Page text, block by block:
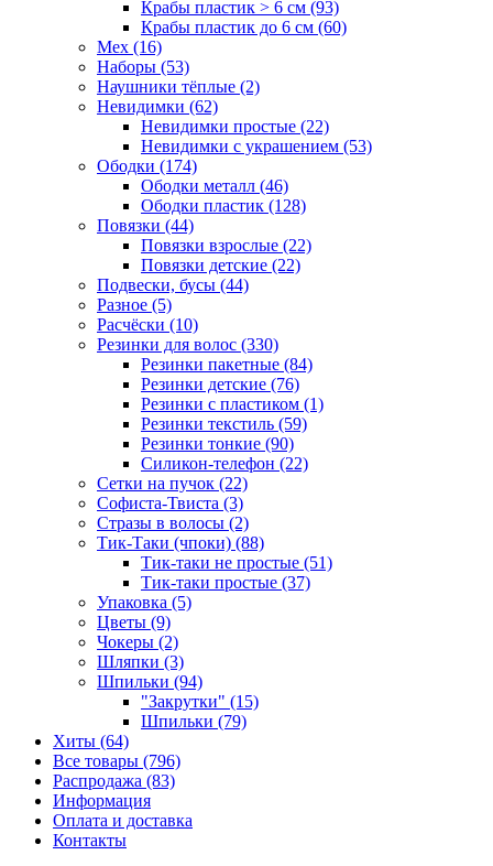
Крабы пластик > 6 см (93)
Крабы пластик до 6 см (60)
Мех (16)
Наборы (53)
Наушники тёплые (2)
Невидимки (62)
Невидимки простые (22)
Невидимки с украшением (53)
Ободки (174)
Ободки металл (46)
Ободки пластик (128)
Повязки (44)
Повязки взрослые (22)
Повязки детские (22)
Подвески, бусы (44)
Разное (5)
Расчёски (10)
Резинки для волос (330)
Резинки пакетные (84)
Резинки детские (76)
Резинки с пластиком (1)
Резинки текстиль (59)
Резинки тонкие (90)
Силикон-телефон (22)
Сетки на пучок (22)
Софиста-Твиста (3)
Стразы в волосы (2)
Тик-Таки (чпоки) (88)
Тик-таки не простые (51)
Тик-таки простые (37)
Упаковка (5)
Цветы (9)
Чокеры (2)
Шляпки (3)
Шпильки (94)
"Закрутки" (15)
Шпильки (79)
Хиты (64)
Все товары (796)
Распродажа (83)
Информация
Оплата и доставка
Контакты